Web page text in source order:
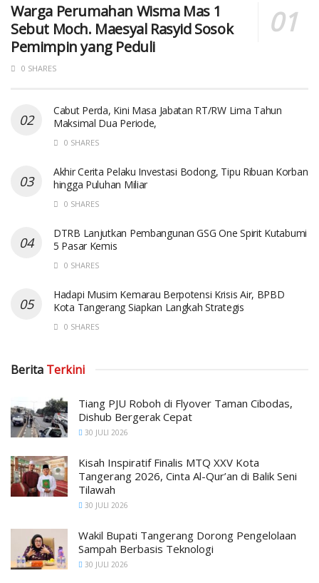
Warga Perumahan Wisma Mas 1
Sebut Moch. Maesyal Rasyid Sosok
Pemimpin yang Peduli
0 SHARES
Cabut Perda, Kini Masa Jabatan RT/RW Lima Tahun
Maksimal Dua Periode,
0 SHARES
Akhir Cerita Pelaku Investasi Bodong, Tipu Ribuan Korban
hingga Puluhan Miliar
0 SHARES
DTRB Lanjutkan Pembangunan GSG One Spirit Kutabumi
5 Pasar Kemis
0 SHARES
Hadapi Musim Kemarau Berpotensi Krisis Air, BPBD
Kota Tangerang Siapkan Langkah Strategis
0 SHARES
Berita Terkini
Tiang PJU Roboh di Flyover Taman Cibodas,
Dishub Bergerak Cepat
30 JULI 2026
Kisah Inspiratif Finalis MTQ XXV Kota
Tangerang 2026, Cinta Al-Qur’an di Balik Seni
Tilawah
30 JULI 2026
Wakil Bupati Tangerang Dorong Pengelolaan
Sampah Berbasis Teknologi
30 JULI 2026